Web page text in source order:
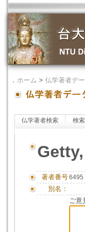
． ホーム > 仏学著者デ
仏学著者検索 検
著者番号6495
別名：
ご意